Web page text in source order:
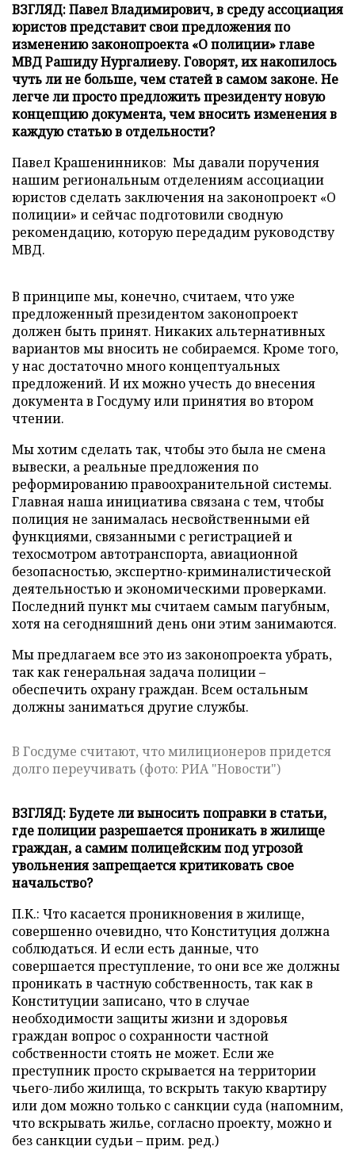
ВЗГЛЯД: Павел Владимирович, в среду ассоциация
юристов представит свои предложения по
изменению законопроекта «О полиции» главе
МВД Рашиду Нургалиеву. Говорят, их накопилось
чуть ли не больше, чем статей в самом законе. Не
легче ли просто предложить президенту новую
концепцию документа, чем вносить изменения в
каждую статью в отдельности?
Павел Крашенинников: Мы давали поручения
нашим региональным отделениям ассоциации
юристов сделать заключения на законопроект «О
полиции» и сейчас подготовили сводную
рекомендацию, которую передадим руководству
МВД.
В принципе мы, конечно, считаем, что уже
предложенный президентом законопроект
должен быть принят. Никаких альтернативных
вариантов мы вносить не собираемся. Кроме того,
у нас достаточно много концептуальных
предложений. И их можно учесть до внесения
документа в Госдуму или принятия во втором
чтении.
Мы хотим сделать так, чтобы это была не смена
вывески, а реальные предложения по
реформированию правоохранительной системы.
Главная наша инициатива связана с тем, чтобы
полиция не занималась несвойственными ей
функциями, связанными с регистрацией и
техосмотром автотранспорта, авиационной
безопасностью, экспертно-криминалистической
деятельностью и экономическими проверками.
Последний пункт мы считаем самым пагубным,
хотя на сегодняшний день они этим занимаются.
Мы предлагаем все это из законопроекта убрать,
так как генеральная задача полиции–
обеспечить охрану граждан. Всем остальным
должны заниматься другие службы.
В Госдуме считают, что милиционеров придется
долго переучивать (фото: РИА "Новости")
ВЗГЛЯД: Будете ли выносить поправки в статьи,
где полиции разрешается проникать в жилище
граждан, а самим полицейским под угрозой
увольнения запрещается критиковать свое
начальство?
П.К.: Что касается проникновения в жилище,
совершенно очевидно, что Конституция должна
соблюдаться. И если есть данные, что
совершается преступление, то они все же должны
проникать в частную собственность, так как в
Конституции записано, что в случае
необходимости защиты жизни и здоровья
граждан вопрос о сохранности частной
собственности стоять не может. Если же
преступник просто скрывается на территории
чьего-либо жилища, то вскрыть такую квартиру
или дом можно только с санкции суда (напомним,
что вскрывать жилье, согласно проекту, можно и
без санкции судьи–прим. ред.)